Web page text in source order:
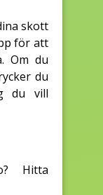
skott
för att
Om du
du
du vill
Hitta